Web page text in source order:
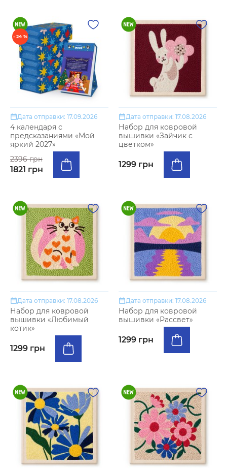
- 24 %
Дата отправки: 17.09.2026
4 календаря с
предсказаниями «Мой
яркий 2027»
2396 грн
1821 грн
Дата отправки: 17.08.2026
Набор для ковровой
вышивки «Зайчик с
цветком»
1299 грн
Дата отправки: 17.08.2026
Набор для ковровой
вышивки «Любимый
котик»
1299 грн
Дата отправки: 17.08.2026
Набор для ковровой
вышивки «Рассвет»
1299 грн